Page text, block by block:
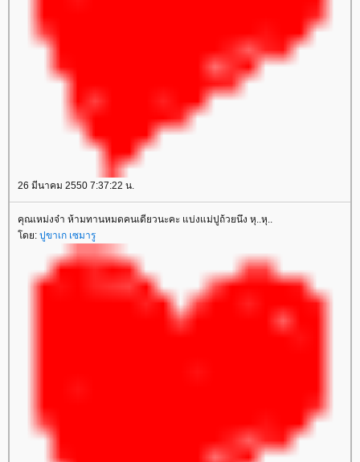
26 มีนาคม 2550 7:37:22 น.
คุณเหม่งจ๋า ห้ามทานหมดคนเดียวนะคะ แบ่งแม่ปูถ้วยนึง หุ..หุ..
ดย: ปูขาเก เซมารู